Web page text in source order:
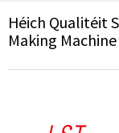
Héich Qualitéit
Making